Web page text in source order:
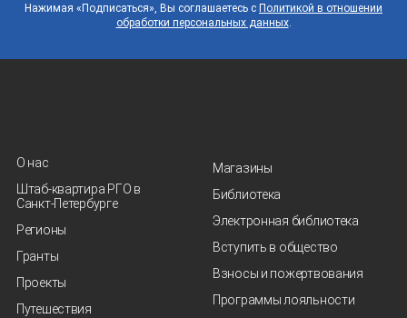
Нажимая «Подписаться», Вы соглашаетесь с Политикой в отношении
обработки персональных данных.
О нас
Штаб-квартира РГО в
Санкт‑Петербурге
Регионы
Гранты
Проекты
Путешествия
Магазины
Библиотека
Электронная библиотека
Вступить в общество
Взносы и пожертвования
Программы лояльности